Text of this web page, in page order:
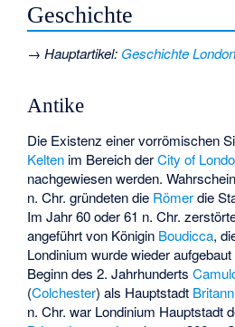
Geschichte
→Hauptartikel: Geschichte
Antike
Die Existenz einer vorrömischen
Kelten im Bereich derCity of
nachgewiesen werden.
n. Chr. gründeten die Römerdie
Im Jahr 60 oder 61 n. Chr.
angeführt von Königin Boudicca,
Londinium wurde wieder
Beginn des 2. Jahrhunderts
(Colchester) als Hauptstadt
n. Chr. war Londinium Hauptstadt